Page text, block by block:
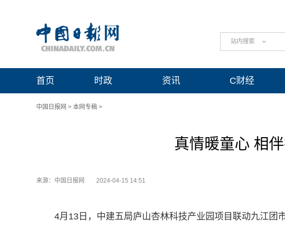
站内搜索
首页 时政 资讯 C财经
中国日报网 > 本网专稿 >
真情暖童心 相
来源：中国日报网 2024-04-15 14:51
4月13日，中建五局庐山杏林科技产业园项目联动九江团